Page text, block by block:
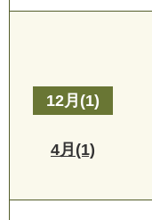
12月(1)
4月(1)